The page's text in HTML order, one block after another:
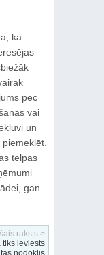
ka
pēc
vai
un
telpas
gan
raksts >
tiks ieviests
nodoklis